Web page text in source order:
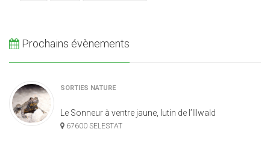
Prochains évènements
SORTIES NATURE
Le Sonneur à ventre jaune, lutin de l’Illwald
67600 SELESTAT